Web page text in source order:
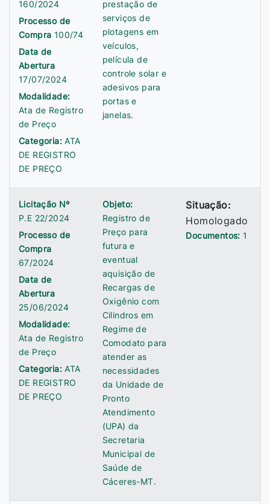
160/2024
Processo de
Compra 100/74
Data de
Abertura
17/07/2024
Modalidade:
Ata de Registro
de Preço
Categoria:ATA
DE REGISTRO
DE PREÇO
prestação de
serviços de
plotagens em
veículos,
película de
controle solar e
adesivos para
portas e
janelas.
Licitação Nº
P.E 22/2024
Processo de
Compra
67/2024
Data de
Abertura
25/06/2024
Modalidade:
Ata de Registro
de Preço
Categoria:ATA
DE REGISTRO
DE PREÇO
Objeto:
Registro de
Preço para
futura e
eventual
aquisição de
Recargas de
Oxigênio com
Cilindros em
Regime de
Comodato para
atender as
necessidades
da Unidade de
Pronto
Atendimento
(UPA) da
Secretaria
Municipal de
Saúde de
Cáceres-MT.
Situação:
Homologado
Documentos: 1